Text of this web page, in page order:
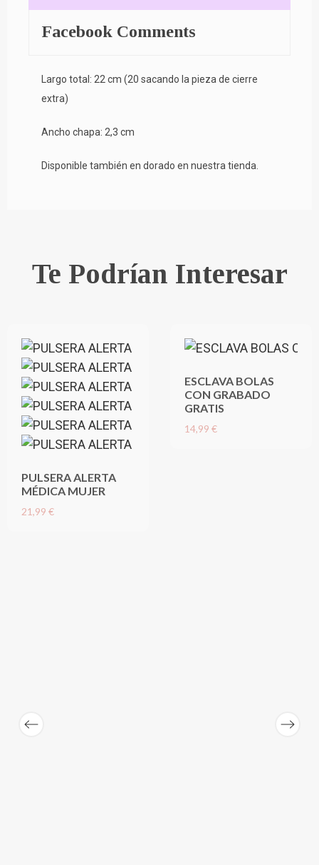
Facebook Comments
Largo total: 22 cm (20 sacando la pieza de cierre
extra)
Ancho chapa: 2,3 cm
Disponible también en dorado en nuestra tienda.
Te Podrían Interesar
PULSERA ALERTA
MÉDICA MUJER
21,99 €
ESCLAVA BOLAS
CON GRABADO
GRATIS
14,99 €